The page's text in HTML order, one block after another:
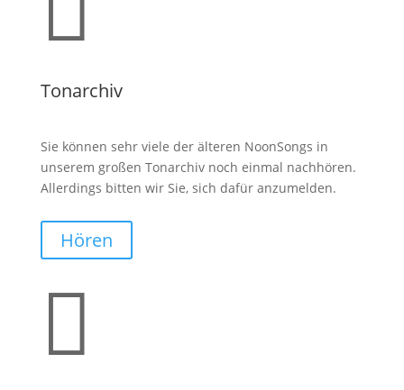
Tonarchiv
Sie können sehr viele der älteren NoonSongs in
unserem großen Tonarchiv noch einmal nachhören.
Allerdings bitten wir Sie, sich dafür anzumelden.
Hören
